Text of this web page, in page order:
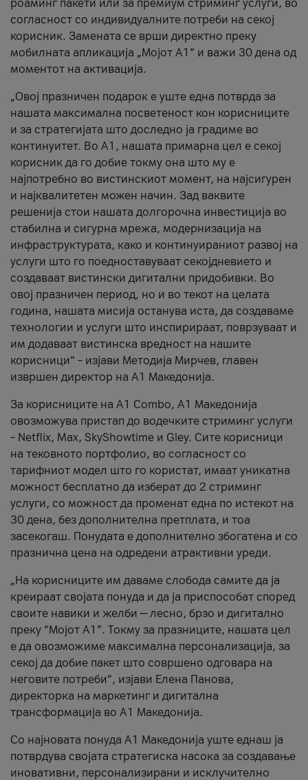
роаминг пакети или за премиум стриминг услуги, во
согласност со индивидуалните потреби на секој
корисник. Замената се врши директно преку
мобилната апликација „Мојот А1“ и важи 30 дена од
моментот на активација.
„Овој празничен подарок е уште една потврда за
нашата максимална посветеност кон корисниците
и за стратегијата што доследно ја градиме во
континуитет. Во А1, нашата примарна цел е секој
корисник да го добие токму она што му е
најпотребно во вистинскиот момент, на најсигурен
и најквалитетен можен начин. Зад ваквите
решенија стои нашата долгорочна инвестиција во
стабилна и сигурна мрежа, модернизација на
инфраструктурата, како и континуираниот развој на
услуги што го поедноставуваат секојдневието и
создаваат вистински дигитални придобивки. Во
овој празничен период, но и во текот на целата
година, нашата мисија останува иста, да создаваме
технологии и услуги што инспирираат, поврзуваат и
им додаваат вистинска вредност на нашите
корисници“ – изјави Методија Мирчев, главен
извршен директор на А1 Македонија.
За корисниците на A1 Combo, А1 Македонија
овозможува пристап до водечките стриминг услуги
– Netflix, Max, SkyShowtime и Gley. Сите корисници
на тековното портфолио, во согласност со
тарифниот модел што го користат, имаат уникатна
можност бесплатно да изберат до 2 стриминг
услуги, со можност да променат една по истекот на
30 дена, без дополнителна претплата, и тоа
засекогаш. Понудата е дополнително збогатена и со
празнична цена на одредени атрактивни уреди.
„На корисниците им даваме слобода самите да ја
креираат својата понуда и да ја приспособат според
своите навики и желби — лесно, брзо и дигитално
преку “Мојот А1”. Токму за празниците, нашата цел
е да овозможиме максимална персонализација, за
секој да добие пакет што совршено одговара на
неговите потреби“, изјави Елена Панова,
директорка на маркетинг и дигитална
трансформација во А1 Македонија.
Со најновата понуда А1 Македонија уште еднаш ја
потврдува својата стратегиска насока за создавање
иновативни, персонализирани и исклучително